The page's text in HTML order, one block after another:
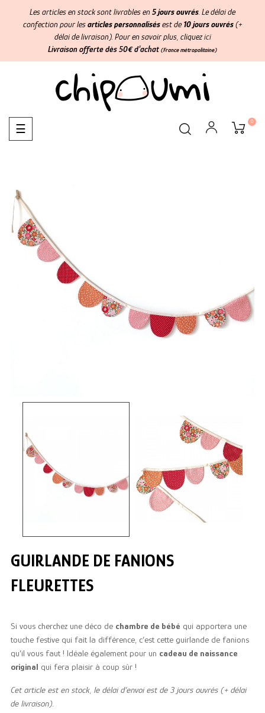
Les articles en stock sont livrables en5 jours ouvrés . Le délai de
confection pour lesarticles personnalisésest de10 jours ouvrés(+
délai de livraison). Pour en savoir plus, cliquezici
Livraison offerte dès 50€ d'achat (France métropolitaine)
Basculer
la
☰
0
GUIRLANDE DE FANIONS
FLEURETTES
Si vous cherchez une déco de chambre de bébé qui apportera une
touche festive qui fait la différence, c’est cette guirlande de fanions
qu’il vous faut ! Idéale également pour un cadeau de naissance
original qui fera plaisir à coup sûr !
Cet article est en stock, le délai d’envoi est de 3 jours ouvrés (+ délai
de livraison).